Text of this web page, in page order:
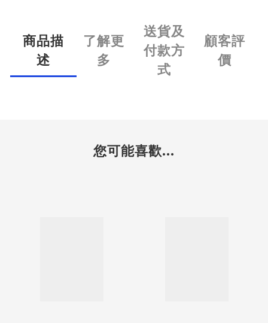
商品描
述
了解更
多
送貨及
付款方
式
顧客評
價
您可能喜歡...